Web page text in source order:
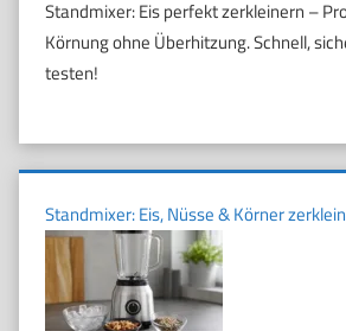
Standmixer: Eis perfekt zerkleinern –
Körnung ohne Überhitzung. Schnell,
testen!
Standmixer: Eis, Nüsse & Körner